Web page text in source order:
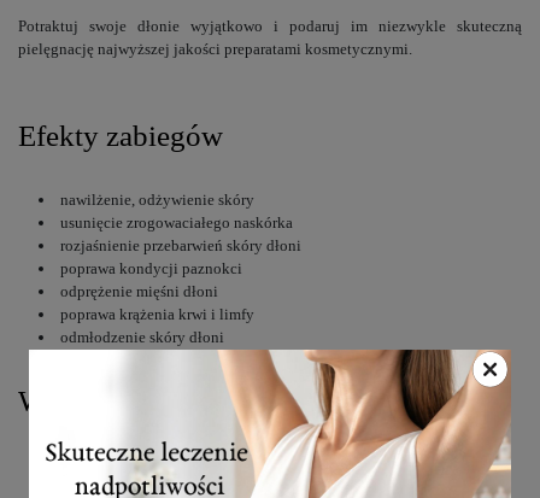
Potraktuj swoje dłonie wyjątkowo i podaruj im niezwykle skuteczną
pielęgnację najwyższej jakości preparatami kosmetycznymi.
Efekty zabiegów
nawilżenie, odżywienie skóry
usunięcie zrogowaciałego naskórka
rozjaśnienie przebarwień skóry dłoni
poprawa kondycji paznokci
odprężenie mięśni dłoni
poprawa krążenia krwi i limfy
odmłodzenie skóry dłoni
Wskazania do wykonania zabiegów
przesuszona skóra
łuszcząca się skóra